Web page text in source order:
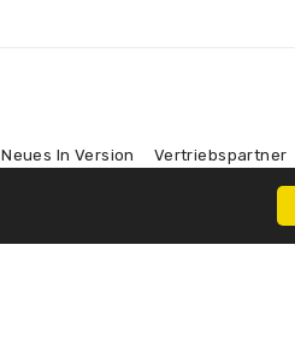
Neues In Version Vertriebspartner